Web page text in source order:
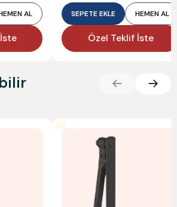
AL SEPETE EKLE HEMEN AL
Özel Teklif İste